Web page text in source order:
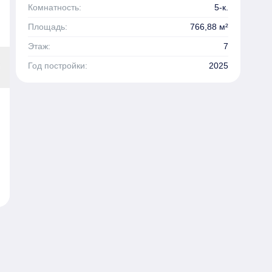
Комнатность:
5-к.
Площадь:
766,88 м²
Этаж:
7
Год постройки:
2025